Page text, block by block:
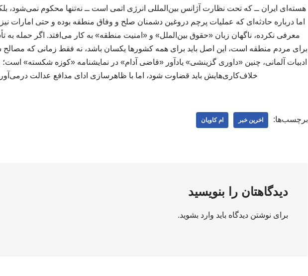
هسته‌ای ایران ــ که تحت نظارت آژانس بین‌المللی انرژی اتمی است ــ نه‌تنها محکوم نمی‌شود،
اما درباره حادثه‌ای که عملیات پرچم دروغین دشمنان صلح و وفاق منطقه بوده و حتی امارات
معرفی نکرده، ناگهان زبان «حقوق بین‌الملل» و «امنیت منطقه» به کار می‌افتد. اگر حمله به
برای مردم منطقه است، این اصل باید برای همه کشورها یکسان باشد، نه فقط زمانی که
ادبیات آلمانی، چنین «داوری گزینشی» یادآور «قاضی آدام» در نمایشنامه «کوزه شکسته»
خلاف‌کاری‌هایش باید قضاوت شود، اما با ظاهرسازی ادای مدافع عدالت درمی‌آورد!
برچسب‌ها: اخرین خبر ام کاویان
دیدگاهتان را بنویسید
برای نوشتن دیدگاه باید وارد بشوید.